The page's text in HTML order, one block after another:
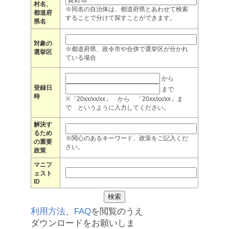
村名、
都道府
県名
※同名の自治体は、都道府県とあわせて検索
することで分けて探すことができます。
対象の
選挙区
※都道府県、政令市や合併で選挙区が分かれ
ている場合
登録日
時
から
まで
※「20xx/xx/xx」 から 「20xx/xx/xx」ま
で というように入力してください。
解決す
るため
の重要
政策
※関心のあるキーワード、政策をご記入くだ
さい。
マニフ
ェスト
ID
利用方法、 FAQを閲覧のうえ
ダウンロードをお願いしま